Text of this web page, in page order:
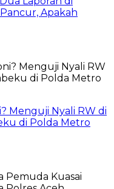
Apakah
Menguji Nyali RW di
di Polda Metro